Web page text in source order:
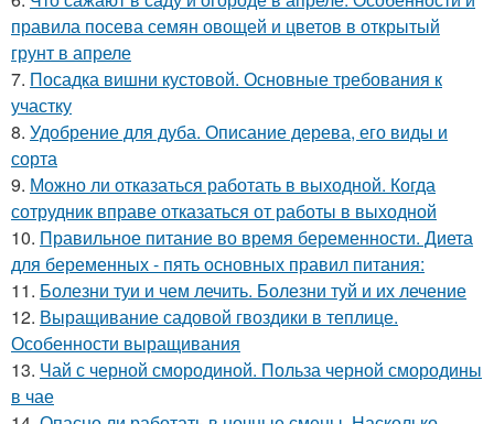
правила посева семян овощей и цветов в открытый
грунт в апреле
7. Посадка вишни кустовой. Основные требования к
участку
8. Удобрение для дуба. Описание дерева, его виды и
сорта
9. Можно ли отказаться работать в выходной. Когда
сотрудник вправе отказаться от работы в выходной
10. Правильное питание во время беременности. Диета
для беременных - пять основных правил питания:
11. Болезни туи и чем лечить. Болезни туй и их лечение
12. Выращивание садовой гвоздики в теплице.
Особенности выращивания
13. Чай с черной смородиной. Польза черной смородины
в чае